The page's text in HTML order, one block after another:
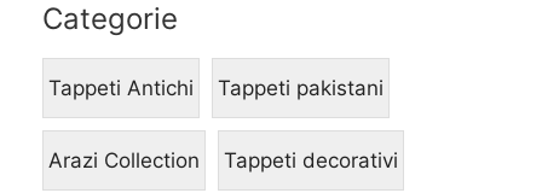
Categorie
Tappeti Antichi Tappeti pakistani
Arazi Collection Tappeti decorativi